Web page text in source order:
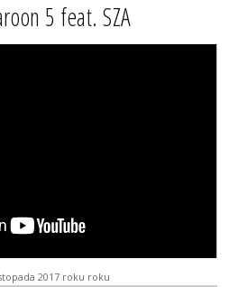
5 feat. SZA
2017 roku roku